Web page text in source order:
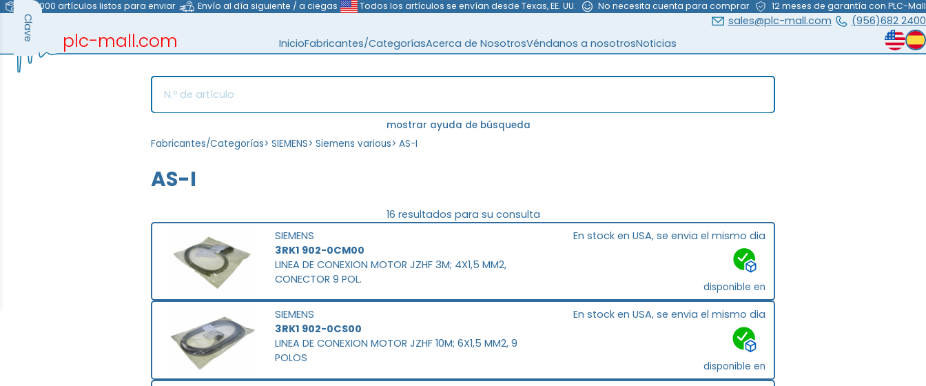
>40.000 artículos listos para enviar Envío al día siguiente / a ciegas Todos los artículos se envían desde Texas, EE. UU. No necesita cuenta para comprar 12 meses de garantía con PLC-Mall
plc-mall.com InicioFabricantes/CategoríasAcerca de NosotrosVéndanos a nosotrosNoticias
(956)682 2400
sales@plc-mall.com
mostrar ayuda de búsqueda
Fabricantes/Categorías> SIEMENS> Siemens various> AS-I
AS-I
16 resultados para su consulta
SIEMENS
3RK1 902-0CM00
LINEA DE CONEXION MOTOR JZHF 3M; 4X1,5 MM2,
CONECTOR 9 POL.
En stock en USA, se envia el mismo dia
disponible en
SIEMENS
3RK1 902-0CS00
LINEA DE CONEXION MOTOR JZHF 10M; 6X1,5 MM2, 9
POLOS
En stock en USA, se envia el mismo dia
disponible en
Clave